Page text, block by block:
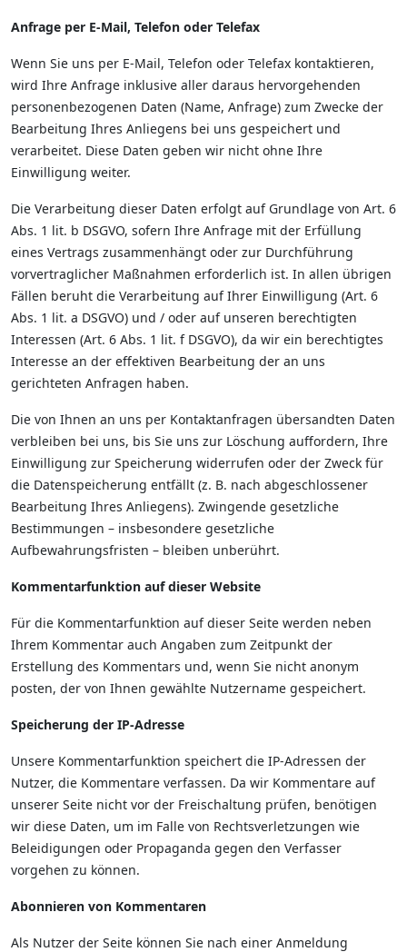
Anfrage per E-Mail, Telefon oder Telefax
Wenn Sie uns per E-Mail, Telefon oder Telefax kontaktieren,
wird Ihre Anfrage inklusive aller daraus hervorgehenden
personenbezogenen Daten (Name, Anfrage) zum Zwecke der
Bearbeitung Ihres Anliegens bei uns gespeichert und
verarbeitet. Diese Daten geben wir nicht ohne Ihre
Einwilligung weiter.
Die Verarbeitung dieser Daten erfolgt auf Grundlage von Art. 6
Abs. 1 lit. b DSGVO, sofern Ihre Anfrage mit der Erfüllung
eines Vertrags zusammenhängt oder zur Durchführung
vorvertraglicher Maßnahmen erforderlich ist. In allen übrigen
Fällen beruht die Verarbeitung auf Ihrer Einwilligung (Art. 6
Abs. 1 lit. a DSGVO) und / oder auf unseren berechtigten
Interessen (Art. 6 Abs. 1 lit. f DSGVO), da wir ein berechtigtes
Interesse an der effektiven Bearbeitung der an uns
gerichteten Anfragen haben.
Die von Ihnen an uns per Kontaktanfragen übersandten Daten
verbleiben bei uns, bis Sie uns zur Löschung auffordern, Ihre
Einwilligung zur Speicherung widerrufen oder der Zweck für
die Datenspeicherung entfällt (z. B. nach abgeschlossener
Bearbeitung Ihres Anliegens). Zwingende gesetzliche
Bestimmungen – insbesondere gesetzliche
Aufbewahrungsfristen – bleiben unberührt.
Kommentarfunktion auf dieser Website
Für die Kommentarfunktion auf dieser Seite werden neben
Ihrem Kommentar auch Angaben zum Zeitpunkt der
Erstellung des Kommentars und, wenn Sie nicht anonym
posten, der von Ihnen gewählte Nutzername gespeichert.
Speicherung der IP-Adresse
Unsere Kommentarfunktion speichert die IP-Adressen der
Nutzer, die Kommentare verfassen. Da wir Kommentare auf
unserer Seite nicht vor der Freischaltung prüfen, benötigen
wir diese Daten, um im Falle von Rechtsverletzungen wie
Beleidigungen oder Propaganda gegen den Verfasser
vorgehen zu können.
Abonnieren von Kommentaren
Als Nutzer der Seite können Sie nach einer Anmeldung